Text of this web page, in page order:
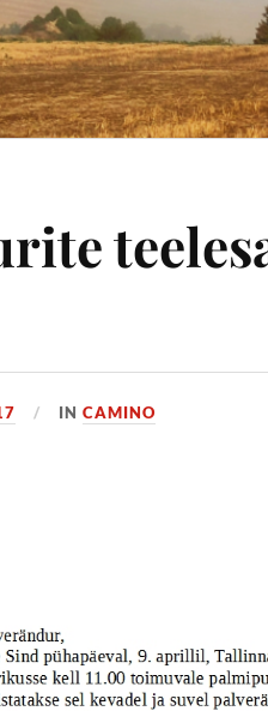
INCAMINO